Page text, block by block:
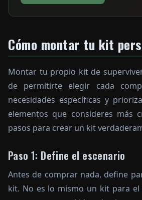
Cómo montar tu kit
Montar tu propio kit de
de permitirte elegir cada
necesidades específicas y
elementos que consideres más
pasos para crear un kit
Paso 1: Define el escenario
Antes de comprar nada, define
kit. No es lo mismo un kit para